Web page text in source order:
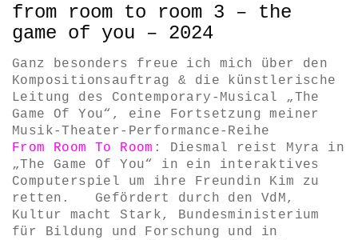
from room to room 3 – the
game of you – 2024
Ganz besonders freue ich mich über den
Kompositionsauftrag & die künstlerische
Leitung des Contemporary-Musical „The
Game Of You“, eine Fortsetzung meiner
Musik-Theater-Performance-Reihe
From Room To Room : Diesmal reist Myra in
„The Game Of You“ in ein interaktives
Computerspiel um ihre Freundin Kim zu
retten. Gefördert durch den VdM,
Kultur macht Stark, Bundesministerium
für Bildung und Forschung und in